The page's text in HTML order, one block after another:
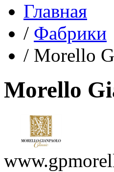
Главная
/ Фабрики
/ Morello
Morello